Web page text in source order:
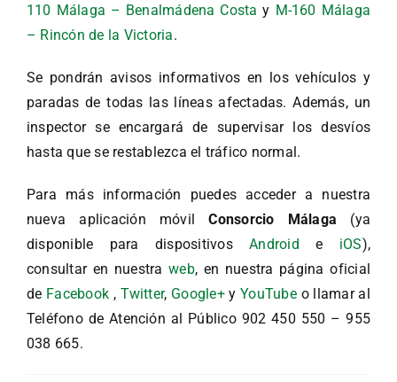
110 Málaga – Benalmádena Costa y M-160 Málaga
– Rincón de la Victoria.
Se pondrán avisos informativos en los vehículos y
paradas de todas las líneas afectadas. Además, un
inspector se encargará de supervisar los desvíos
hasta que se restablezca el tráfico normal.
Para más información puedes acceder a nuestra
nueva aplicación móvilConsorcio Málaga (ya
disponible para dispositivosAndroid e iOS),
consultar en nuestraweb, en nuestra página oficial
de Facebook , Twitter, Google+yYouTubeo llamar al
Teléfono de Atención al Público 902 450 550 – 955
038 665.